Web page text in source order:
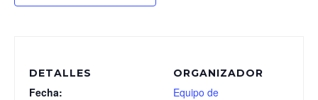
DETALLES
Fecha:
ORGANIZADOR
Equipo de